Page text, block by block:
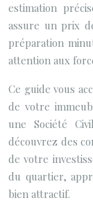
estimation
assure un prix
préparation
attention aux
Ce guide vous
de votre
une Société
découvrez des
de votre
du quartier,
bien attractif.